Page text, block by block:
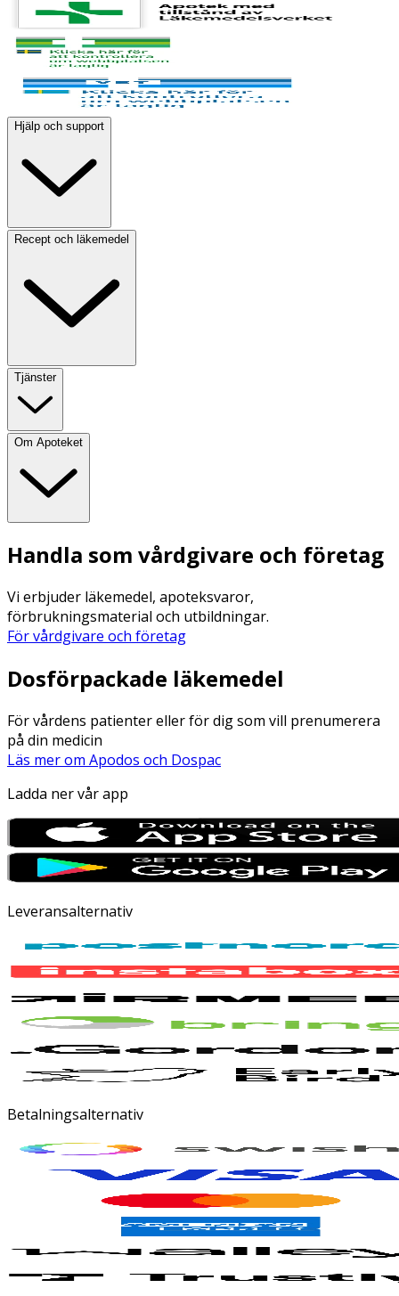
Hjälp och support
Recept och läkemedel
Tjänster
Om Apoteket
Handla som vårdgivare och företag
Vi erbjuder läkemedel, apoteksvaror,
förbrukningsmaterial och utbildningar.
För vårdgivare och företag
Dosförpackade läkemedel
För vårdens patienter eller för dig som vill prenumerera
på din medicin
Läs mer om Apodos och Dospac
Ladda ner vår app
Leveransalternativ
Betalningsalternativ